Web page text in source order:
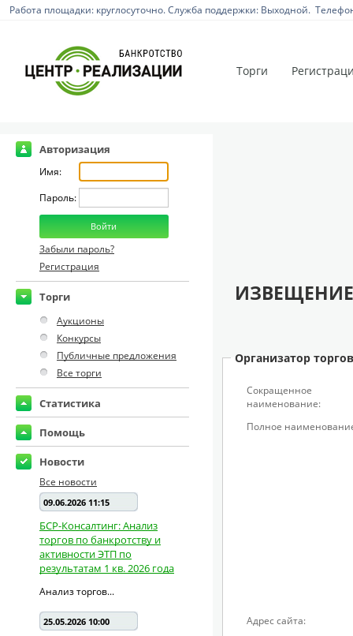
Работа площадки: круглосуточно. Служба поддержки: Выходной.
Торги
Авторизация
Имя:
Пароль:
Забыли пароль?
Регистрация
Торги
Аукционы
Конкурсы
Публичные предложения
Все торги
Статистика
Помощь
Новости
Все новости
09.06.2026 11:15
БСР-Консалтинг: Анализ
торгов по банкротству и
активности ЭТП по
результатам 1 кв. 2026 года
Анализ торгов...
25.05.2026 10:00
Организатор торгов
Сокращенное
наименование:
Полное
Адрес сайта: